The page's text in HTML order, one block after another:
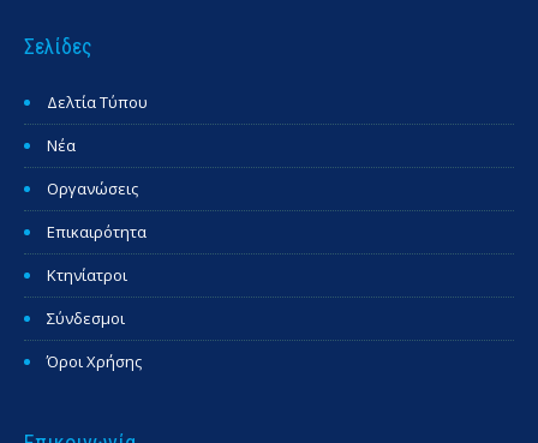
Σελίδες
Δελτία Τύπου
Νέα
Οργανώσεις
Επικαιρότητα
Κτηνίατροι
Σύνδεσμοι
Όροι Χρήσης